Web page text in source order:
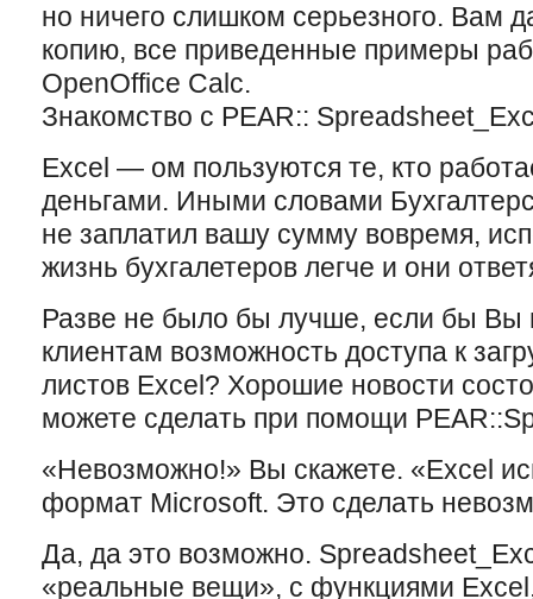
но ничего слишком серьезного. Вам
копию, все приведенные примеры
OpenOffice Calc.
Знакомство с PEAR::
Excel — ом пользуются те, кто
деньгами. Иными словами
не заплатил вашу сумму вовремя,
жизнь буxгалетеров легче и они
Разве не было бы лучше, если бы Вы
клиентам возможность доступа к
листов Excel? Xорошие новости
можете сделать при помощи
«Невозможно!» Вы скажете. «Excel
формат Microsoft. Это сделать
Да, да это возможно.
«реальные вещи», с функциями